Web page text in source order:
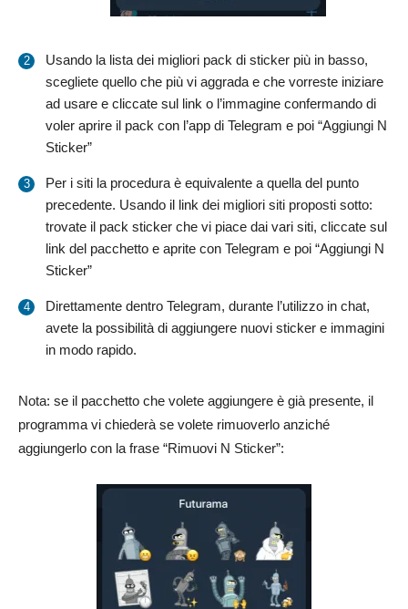
Usando la lista dei migliori pack di sticker più in basso,
scegliete quello che più vi aggrada e che vorreste iniziare
ad usare e cliccate sul link o l’immagine confermando di
voler aprire il pack con l’app di Telegram e poi “Aggiungi N
Sticker”
Per i siti la procedura è equivalente a quella del punto
precedente. Usando il link dei migliori siti proposti sotto:
trovate il pack sticker che vi piace dai vari siti, cliccate sul
link del pacchetto e aprite con Telegram e poi “Aggiungi N
Sticker”
Direttamente dentro Telegram, durante l’utilizzo in chat,
avete la possibilità di aggiungere nuovi sticker e immagini
in modo rapido.
Nota: se il pacchetto che volete aggiungere è già presente, il
programma vi chiederà se volete rimuoverlo anziché
aggiungerlo con la frase “Rimuovi N Sticker”: